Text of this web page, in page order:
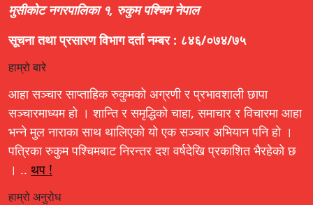
मुसीकोट नगरपालिका १, रुकुम पश्चिम नेपाल
सूचना तथा प्रसारण विभाग दर्ता नम्बर : ८४६/०७४/७५
हाम्रो बारे
आहा सञ्चार साप्ताहिक रुकुमको अग्रणी र प्रभावशाली छापा
सञ्चारमाध्यम हो । शान्ति र समृद्धिको चाहा, समाचार र विचारमा आहा
भन्ने मुल नाराका साथ थालिएको यो एक सञ्चार अभियान पनि हो ।
पत्रिका रुकुम पश्चिमबाट निरन्तर दश वर्षदेखि प्रकाशित भैरहेको छ
। .. थप !
हाम्रो अनुरोध